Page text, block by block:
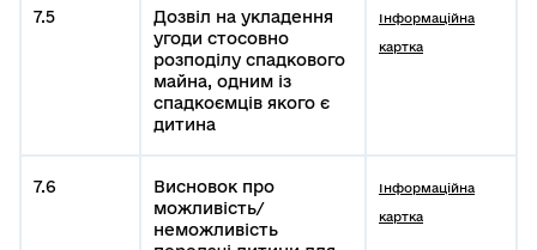
7.5
Дозвіл на укладення
угоди стосовно
розподілу спадкового
майна, одним із
спадкоємців якого є
дитина
Інформаційна
картка
7.6
Висновок про
можливість/
неможливість
Інформаційна
картка